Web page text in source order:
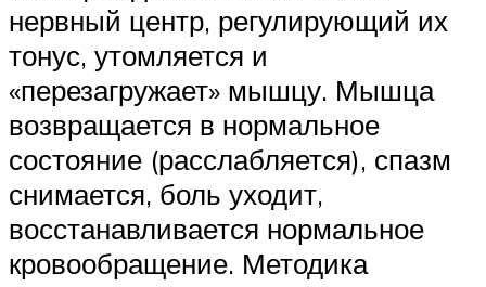
нервный центр, регулирующий их
тонус, утомляется и
«перезагружает» мышцу. Мышца
возвращается в нормальное
состояние (расслабляется), спазм
снимается, боль уходит,
восстанавливается нормальное
кровообращение. Методика